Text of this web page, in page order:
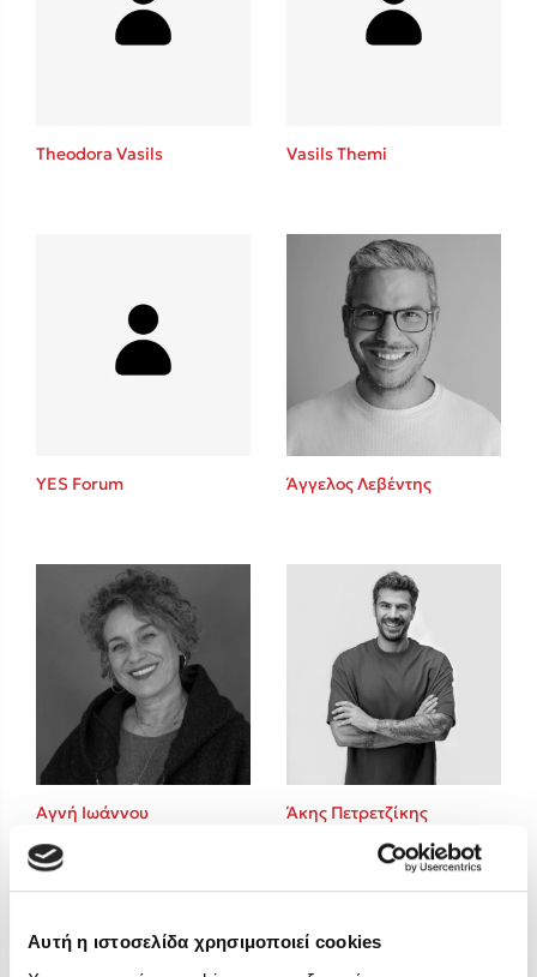
Αυτή η ιστοσελίδα χρησιμοποιεί cookies
Δημοφιλείς Συγγραφείς
Φυστίκι ΠουΚυλάει
Sebastian Fitzek
Κατρίνα Τσάνταλη
Lucinda Riley
Mimi Matthews
Benzamin Bécue
Rebecca Yarros
Teo Benedetti
Τζένη Κουτσοδημητροπούλου
Ali Hazelwood
Cori Doerrfeld
Pierdomenico Baccalario
Δανάη Ιμπραχήμ
Theodora Vasils Vasils Themi
YES Forum Άγγελος Λεβέντης
Αγνή Ιωάννου Άκης Πετρετζίκης